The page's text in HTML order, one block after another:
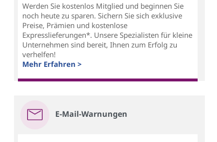
Werden Sie kostenlos Mitglied und beginnen Sie
noch heute zu sparen. Sichern Sie sich exklusive
Preise, Prämien und kostenlose
Expresslieferungen*. Unsere Spezialisten für kleine
Unternehmen sind bereit, Ihnen zum Erfolg zu
verhelfen!
Mehr Erfahren >
E-Mail-Warnungen